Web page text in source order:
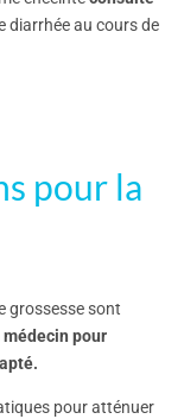
diarrhée au cours de
pour la
grossesse sont
pour
pour atténuer